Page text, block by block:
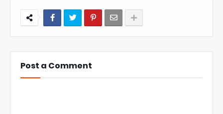
Post a Comment